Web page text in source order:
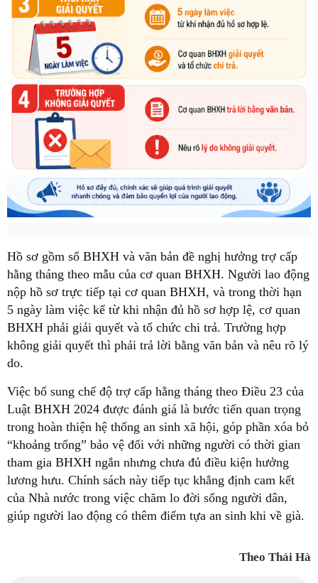
Hồ sơ gồm sổ BHXH và văn bản đề nghị hưởng trợ cấp
hằng tháng theo mẫu của cơ quan BHXH. Người lao động
nộp hồ sơ trực tiếp tại cơ quan BHXH, và trong thời hạn
5 ngày làm việc kể từ khi nhận đủ hồ sơ hợp lệ, cơ quan
BHXH phải giải quyết và tổ chức chi trả. Trường hợp
không giải quyết thì phải trả lời bằng văn bản và nêu rõ lý
do.
Việc bổ sung chế độ trợ cấp hằng tháng theo Điều 23 của
Luật BHXH 2024 được đánh giá là bước tiến quan trọng
trong hoàn thiện hệ thống an sinh xã hội, góp phần xóa bỏ
“khoảng trống” bảo vệ đối với những người có thời gian
tham gia BHXH ngắn nhưng chưa đủ điều kiện hưởng
lương hưu. Chính sách này tiếp tục khẳng định cam kết
của Nhà nước trong việc chăm lo đời sống người dân,
giúp người lao động có thêm điểm tựa an sinh khi về già.
Theo Thái Hà